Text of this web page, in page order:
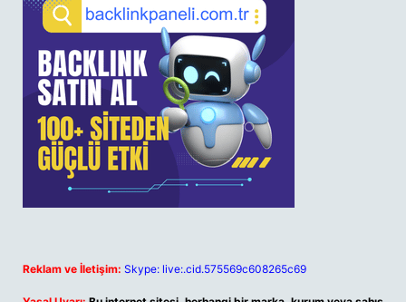
Reklam ve İletişim: Skype: live:.cid.575569c608265c69